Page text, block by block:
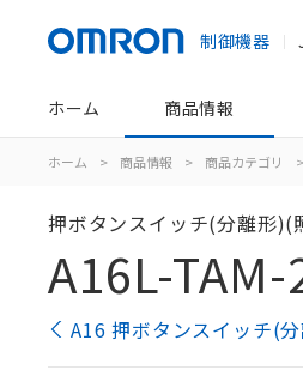
制御機器
ホーム 商品情報
ホーム > 商品情報 > 商品カテゴリ >
押ボタンスイッチ(分離形
A16L-
A16 押ボタンスイッチ(